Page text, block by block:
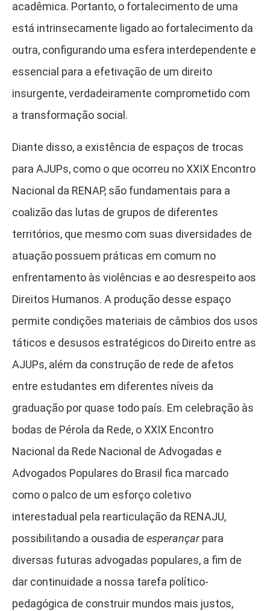
acadêmica. Portanto, o fortalecimento de uma
está intrinsecamente ligado ao fortalecimento da
outra, configurando uma esfera interdependente e
essencial para a efetivação de um direito
insurgente, verdadeiramente comprometido com
a transformação social.
Diante disso, a existência de espaços de trocas
para AJUPs, como o que ocorreu no XXIX Encontro
Nacional da RENAP, são fundamentais para a
coalizão das lutas de grupos de diferentes
territórios, que mesmo com suas diversidades de
atuação possuem práticas em comum no
enfrentamento às violências e ao desrespeito aos
Direitos Humanos. A produção desse espaço
permite condições materiais de câmbios dos usos
táticos e desusos estratégicos do Direito entre as
AJUPs, além da construção de rede de afetos
entre estudantes em diferentes níveis da
graduação por quase todo país. Em celebração às
bodas de Pérola da Rede, o XXIX Encontro
Nacional da Rede Nacional de Advogadas e
Advogados Populares do Brasil fica marcado
como o palco de um esforço coletivo
interestadual pela rearticulação da RENAJU,
possibilitando a ousadia de esperançarpara
diversas futuras advogadas populares, a fim de
dar continuidade a nossa tarefa político-
pedagógica de construir mundos mais justos,